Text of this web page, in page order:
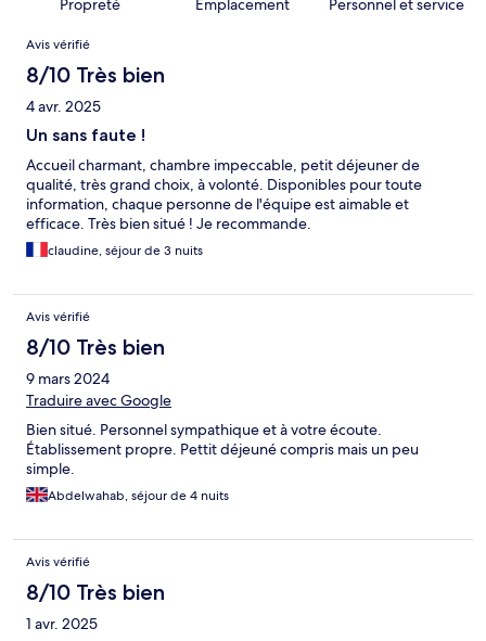
Propreté Emplacement Personnel et service
Avis
Avis vérifié
8/10 Très bien
4 avr. 2025
Un sans faute !
Accueil charmant, chambre impeccable, petit déjeuner de
qualité, très grand choix, à volonté. Disponibles pour toute
information, chaque personne de l'équipe est aimable et
efficace. Très bien situé ! Je recommande.
claudine, séjour de 3 nuits
Avis vérifié
8/10 Très bien
9 mars 2024
Traduire avec Google
Bien situé. Personnel sympathique et à votre écoute.
Établissement propre. Pettit déjeuné compris mais un peu
simple.
Abdelwahab, séjour de 4 nuits
Avis vérifié
8/10 Très bien
1 avr. 2025